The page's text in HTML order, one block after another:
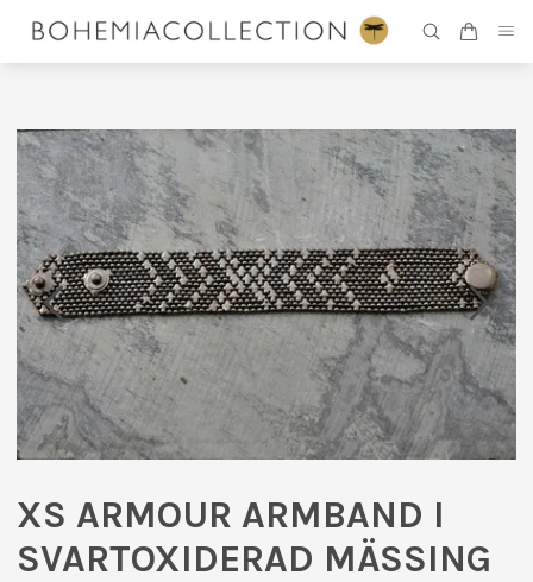
XS ARMOUR ARMBAND I
SVARTOXIDERAD MÄSSING